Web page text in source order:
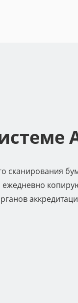
сканирования